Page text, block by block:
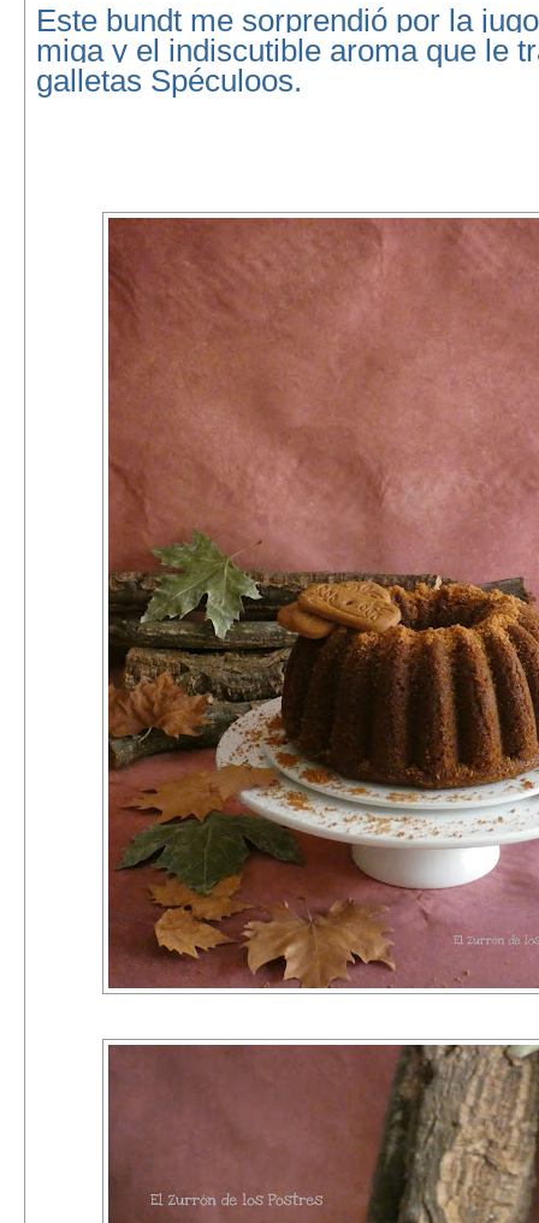
Este bundt me sorprendió por la
miga y el indiscutible aroma que le
galletas Spéculoos.